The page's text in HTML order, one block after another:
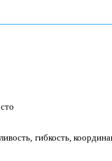
гибкость,